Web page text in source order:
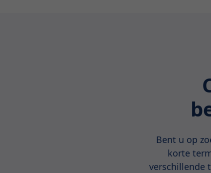
Bent u op
korte
verschillende